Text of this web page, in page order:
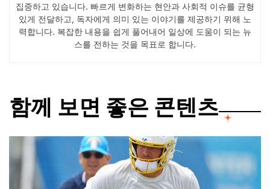
집중하고 있습니다. 빠르게 변화하는 현안과 사회적 이슈를 균형
있게 전달하고, 독자에게 의미 있는 이야기를 제공하기 위해 노
력합니다. 복잡한 내용을 쉽게 풀어내어 일상에 도움이 되는 뉴
스를 전하는 것을 목표로 합니다.
함께 보면 좋은 콘텐츠